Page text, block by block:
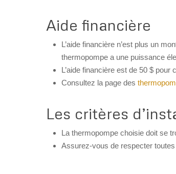
Aide financière
L’aide financière n’est plus un
thermopompe a une puissance
L’aide financière est de 50 $
Consultez la page des
Les critères
La thermopompe choisie doit se
Assurez-vous de respecter